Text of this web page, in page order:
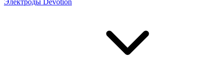
Электроды Devotion